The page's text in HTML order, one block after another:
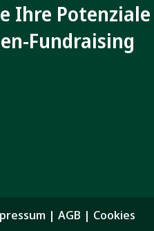
Ihre
Fundraising
|AGB | Cookies